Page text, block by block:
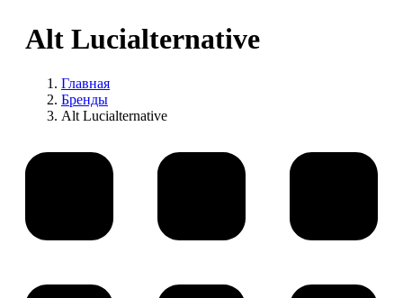
Alt Lucialternative
Главная
Бренды
Alt Lucialternative